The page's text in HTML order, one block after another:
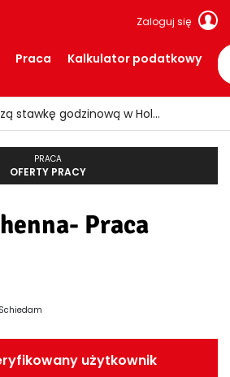
Zaloguj się
Praca Kalkulator podatkowy
Jak negocjować wyższą stawkę godzinową w Holandii?
PRACA
OFERTY PRACY
Praca
Schiedam
użytkownik